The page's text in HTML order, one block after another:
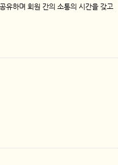
유하며 회원 간의 소통의 시간을 갖고